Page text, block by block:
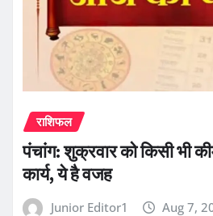
राशिफल
पंचांग: शुक्रवार को किसी भी
कार्य, ये है वजह
Junior Editor1 Aug 7,